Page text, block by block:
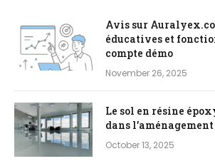
Avis sur
éducatives et
compte démo
November 26, 2025
Le sol en résine
dans
October 13, 2025